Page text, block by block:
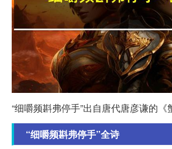
“细嚼频斟弗停手”出自唐代唐彦谦的《
“细嚼频斟弗停手”全诗